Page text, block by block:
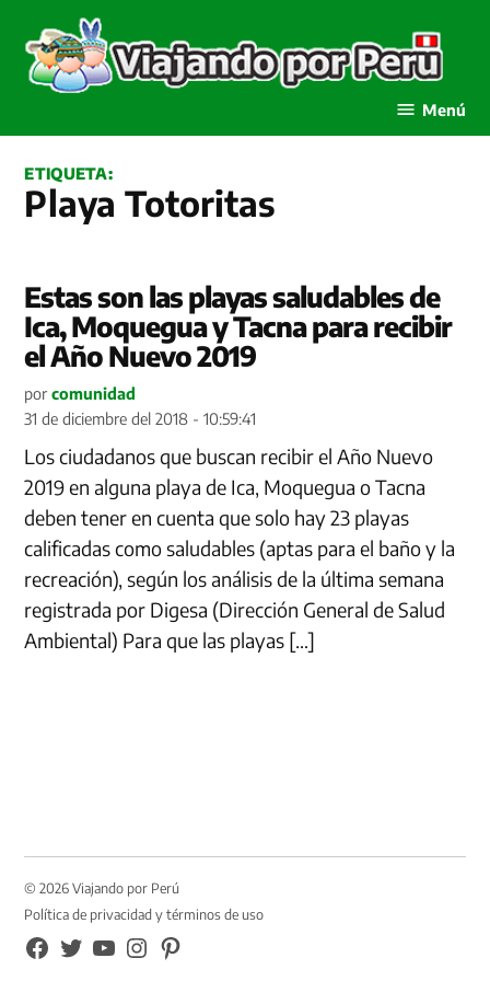
contenido
Menú
ETIQUETA:
Playa Totoritas
Estas son las playas saludables de
Ica, Moquegua y Tacna para recibir
el Año Nuevo 2019
por comunidad
31 de diciembre del 2018 - 10:59:41
Los ciudadanos que buscan recibir el Año Nuevo
2019 en alguna playa de Ica, Moquegua o Tacna
deben tener en cuenta que solo hay 23 playas
calificadas como saludables (aptas para el baño y la
recreación), según los análisis de la última semana
registrada por Digesa (Dirección General de Salud
Ambiental) Para que las playas […]
© 2026 Viajando por Perú
Política de privacidad y términos de uso
FB
TW YouTubeInstagramPinterest